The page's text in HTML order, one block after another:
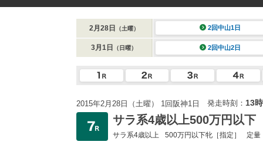
2月28日 （土曜） 2回中山1日
3月1日 （日曜） 2回中山2日
2015年2月28日（土曜） 1回阪神1日 発走時刻： 13
サラ系4歳以上500万円以下
サラ系4歳以上 500万円以下牝［指定］ 定量